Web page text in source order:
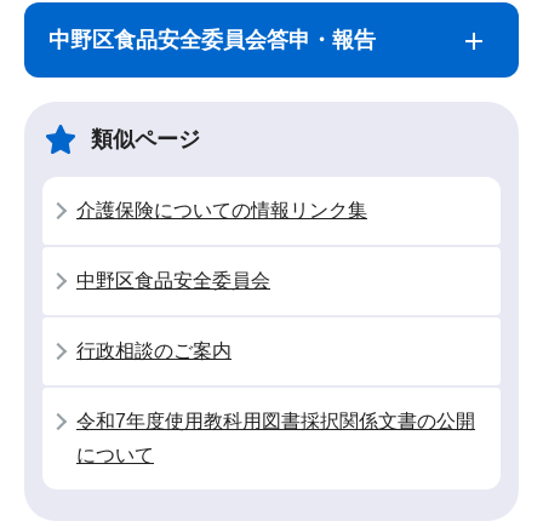
こ
中野区食品安全委員会答申・報告
類似ページ
介護保険についての情報リンク集
中野区食品安全委員会
行政相談のご案内
令和7年度使用教科用図書採択関係文書の公開
について